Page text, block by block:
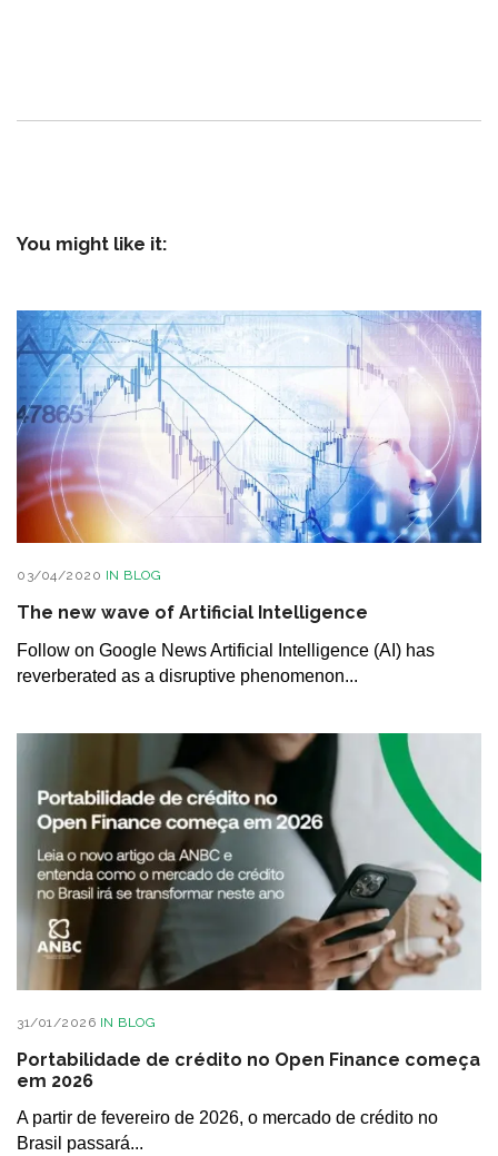
You might like it:
03/04/2020 IN BLOG
The new wave of Artificial Intelligence
Follow on Google News Artificial Intelligence (AI) has
reverberated as a disruptive phenomenon...
31/01/2026 IN BLOG
Portabilidade de crédito no Open Finance começa
em 2026
A partir de fevereiro de 2026, o mercado de crédito no
Brasil passará...